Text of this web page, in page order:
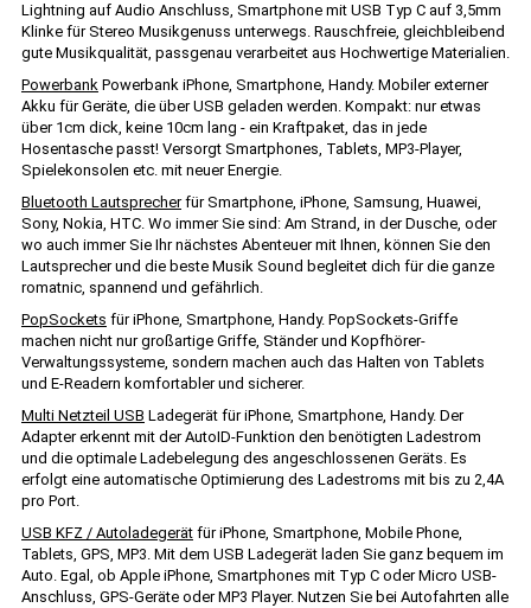
Lightning auf Audio Anschluss, Smartphone mit USB Typ C auf 3,5mm
Klinke für Stereo Musikgenuss unterwegs. Rauschfreie, gleichbleibend
gute Musikqualität, passgenau verarbeitet aus Hochwertige Materialien.
Powerbank Powerbank iPhone, Smartphone, Handy. Mobiler externer
Akku für Geräte, die über USB geladen werden. Kompakt: nur etwas
über 1cm dick, keine 10cm lang - ein Kraftpaket, das in jede
Hosentasche passt! Versorgt Smartphones, Tablets, MP3-Player,
Spielekonsolen etc. mit neuer Energie.
Bluetooth Lautsprecherfür Smartphone, iPhone, Samsung, Huawei,
Sony, Nokia, HTC. Wo immer Sie sind: Am Strand, in der Dusche, oder
wo auch immer Sie Ihr nächstes Abenteuer mit Ihnen, können Sie den
Lautsprecher und die beste Musik Sound begleitet dich für die ganze
romatnic, spannend und gefährlich.
PopSockets für iPhone, Smartphone, Handy. PopSockets-Griffe
machen nicht nur großartige Griffe, Ständer und Kopfhörer-
Verwaltungssysteme, sondern machen auch das Halten von Tablets
und E-Readern komfortabler und sicherer.
Multi Netzteil USB Ladegerät für iPhone, Smartphone, Handy. Der
Adapter erkennt mit der AutoID-Funktion den benötigten Ladestrom
und die optimale Ladebelegung des angeschlossenen Geräts. Es
erfolgt eine automatische Optimierung des Ladestroms mit bis zu 2,4A
pro Port.
USB KFZ / Autoladegerät für iPhone, Smartphone, Mobile Phone,
Tablets, GPS, MP3. Mit dem USB Ladegerät laden Sie ganz bequem im
Auto. Egal, ob Apple iPhone, Smartphones mit Typ C oder Micro USB-
Anschluss, GPS-Geräte oder MP3 Player. Nutzen Sie bei Autofahrten alle